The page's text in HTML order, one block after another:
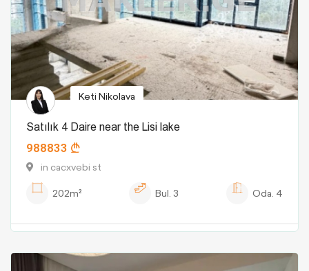
Keti Nikolava
Satılık 4 Daire near the Lisi lake
988833
in cacxvebi st
202m²
Bul. 3 Oda. 4